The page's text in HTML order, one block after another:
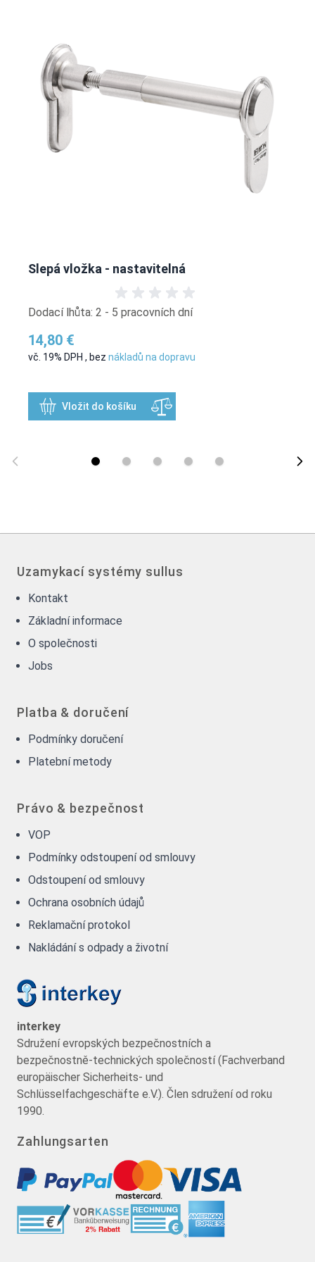
Slepá vložka - nastavitelná
Dodací lhůta: 2 - 5 pracovních dní
14,80 €
vč. 19% DPH , bez nákladů na dopravu
Vložit do košíku
Uzamykací systémy sullus
Kontakt
Základní informace
O společnosti
Jobs
Platba & doručení
Podmínky doručení
Platební metody
Právo & bezpečnost
VOP
Podmínky odstoupení od smlouvy
Odstoupení od smlouvy
Ochrana osobních údajů
Reklamační protokol
Nakládání s odpady a životní
interkey
Sdružení evropských bezpečnostních a
bezpečnostně-technických společností (Fachverband
europäischer Sicherheits- und
Schlüsselfachgeschäfte e.V.). Člen sdružení od roku
1990.
Zahlungsarten